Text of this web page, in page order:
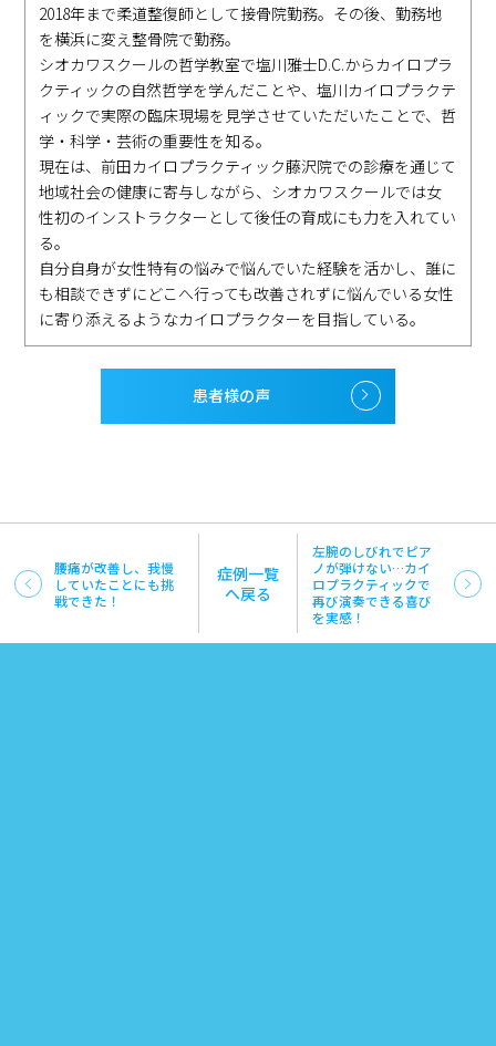
2018年まで柔道整復師として接骨院勤務。その後、勤務地
を横浜に変え整骨院で勤務。
シオカワスクールの哲学教室で塩川雅士D.C.からカイロプラ
クティックの自然哲学を学んだことや、塩川カイロプラクテ
ィックで実際の臨床現場を見学させていただいたことで、哲
学・科学・芸術の重要性を知る。
現在は、前田カイロプラクティック藤沢院での診療を通じて
地域社会の健康に寄与しながら、シオカワスクールでは女
性初のインストラクターとして後任の育成にも力を入れてい
る。
自分自身が女性特有の悩みで悩んでいた経験を活かし、誰に
も相談できずにどこへ行っても改善されずに悩んでいる女性
に寄り添えるようなカイロプラクターを目指している。
患者様の声
腰痛が改善し、我慢
していたことにも挑
戦できた！
症例一覧
へ戻る
左腕のしびれでピア
ノが弾けない…カイ
ロプラクティックで
再び演奏できる喜び
を実感！